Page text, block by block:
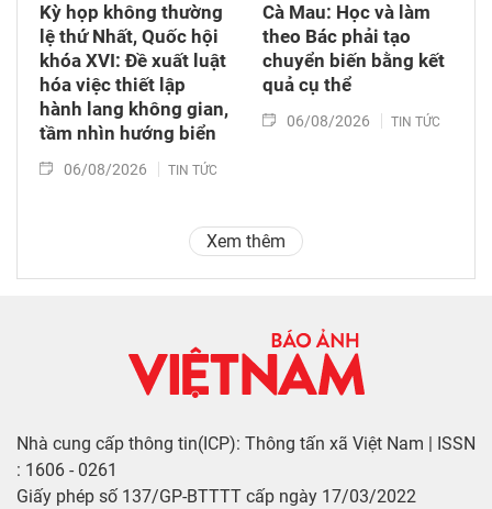
Kỳ họp không thường
lệ thứ Nhất, Quốc hội
khóa XVI: Đề xuất luật
hóa việc thiết lập
hành lang không gian,
tầm nhìn hướng biển
06/08/2026 TIN TỨC
Cà Mau: Học và làm
theo Bác phải tạo
chuyển biến bằng kết
quả cụ thể
06/08/2026 TIN TỨC
Xem thêm
Nhà cung cấp thông tin(ICP): Thông tấn xã Việt Nam | ISSN
: 1606 - 0261
Giấy phép số 137/GP-BTTTT cấp ngày 17/03/2022